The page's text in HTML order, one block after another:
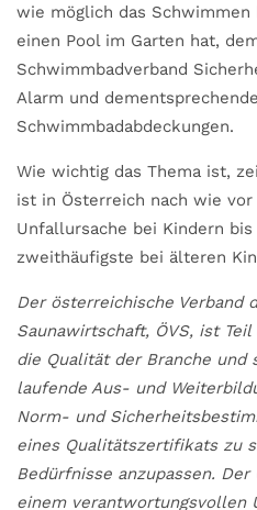
wie möglich das
einen Pool im Garten hat,
Schwimmbadverband
Alarm und dementsprechende
Schwimmbadabdeckungen.
Wie wichtig das Thema ist,
ist in Österreich nach wie
Unfallursache bei Kindern
zweithäufigste bei älteren
Der österreichische Verband
Saunawirtschaft, ÖVS, ist
die Qualität der Branche und
laufende Aus- und
Norm- und
eines Qualitätszertifikats zu
Bedürfnisse anzupassen.
einem verantwortungs­vollen